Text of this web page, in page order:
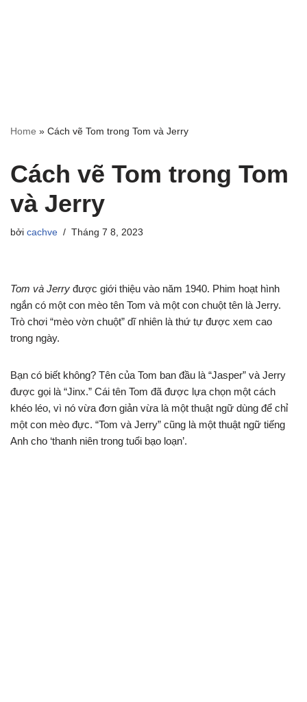
Home » Cách vẽ Tom trong Tom và Jerry
Cách vẽ Tom trong Tom
và Jerry
bởi cachve Tháng 7 8, 2023
Tom và Jerry được giới thiệu vào năm 1940. Phim hoạt hình
ngắn có một con mèo tên Tom và một con chuột tên là Jerry.
Trò chơi “mèo vờn chuột” dĩ nhiên là thứ tự được xem cao
trong ngày.
Bạn có biết không? Tên của Tom ban đầu là “Jasper” và Jerry
được gọi là “Jinx.” Cái tên Tom đã được lựa chọn một cách
khéo léo, vì nó vừa đơn giản vừa là một thuật ngữ dùng để chỉ
một con mèo đực. “Tom và Jerry” cũng là một thuật ngữ tiếng
Anh cho ‘thanh niên trong tuổi bạo loạn’.